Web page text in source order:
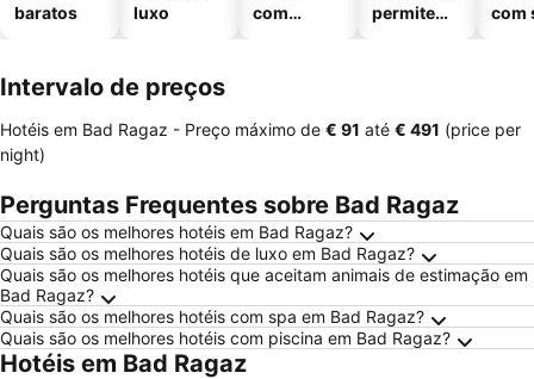
baratos
luxo
com
permitem
com
Intervalo de preços
Hotéis em Bad Ragaz - Preço máximo de ‎€ 91 até ‎€ 491 (price per
night)
Perguntas Frequentes sobre Bad Ragaz
Quais são os melhores hotéis em Bad Ragaz?
Quais são os melhores hotéis de luxo em Bad Ragaz?
Quais são os melhores hotéis que aceitam animais de estimação em
Bad Ragaz?
Quais são os melhores hotéis com spa em Bad Ragaz?
Quais são os melhores hotéis com piscina em Bad Ragaz?
Hotéis em Bad Ragaz